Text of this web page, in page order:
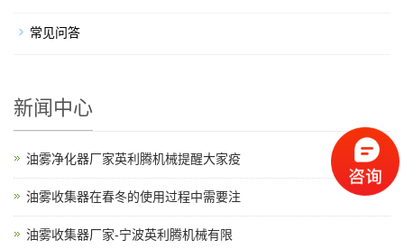
常见问答
新闻中心
油雾净化器厂家英利腾机械提醒大家疫
油雾收集器在春冬的使用过程中需要注
油雾收集器厂家-宁波英利腾机械有限